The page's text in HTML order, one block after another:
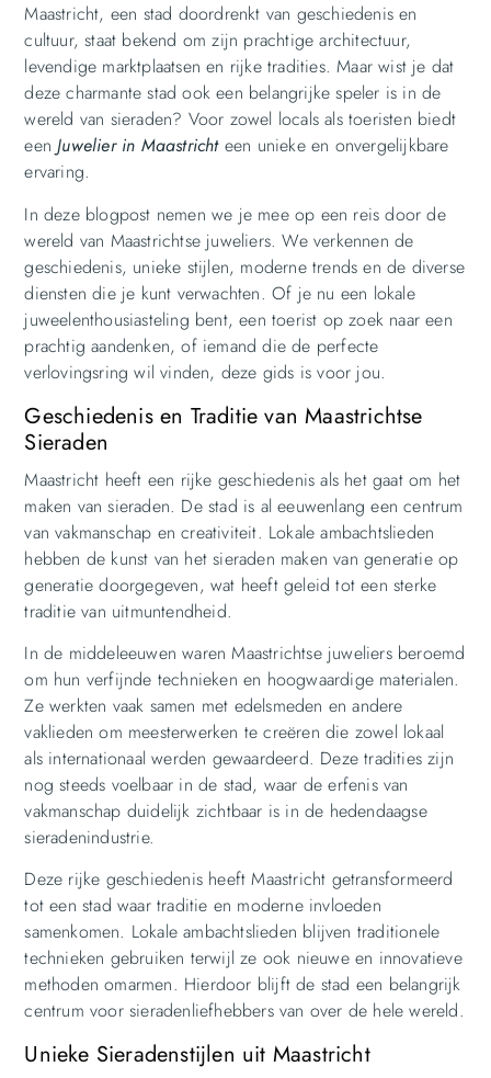
Maastricht, een stad doordrenkt van geschiedenis en
cultuur, staat bekend om zijn prachtige architectuur,
levendige marktplaatsen en rijke tradities. Maar wist je dat
deze charmante stad ook een belangrijke speler is in de
wereld van sieraden? Voor zowel locals als toeristen biedt
eenJuwelier in Maastrichteen unieke en onvergelijkbare
ervaring.
In deze blogpost nemen we je mee op een reis door de
wereld van Maastrichtse juweliers. We verkennen de
geschiedenis, unieke stijlen, moderne trends en de diverse
diensten die je kunt verwachten. Of je nu een lokale
juweelenthousiasteling bent, een toerist op zoek naar een
prachtig aandenken, of iemand die de perfecte
verlovingsring wil vinden, deze gids is voor jou.
Geschiedenis en Traditie van Maastrichtse
Sieraden
Maastricht heeft een rijke geschiedenis als het gaat om het
maken van sieraden. De stad is al eeuwenlang een centrum
van vakmanschap en creativiteit. Lokale ambachtslieden
hebben de kunst van het sieraden maken van generatie op
generatie doorgegeven, wat heeft geleid tot een sterke
traditie van uitmuntendheid.
In de middeleeuwen waren Maastrichtse juweliers beroemd
om hun verfijnde technieken en hoogwaardige materialen.
Ze werkten vaak samen met edelsmeden en andere
vaklieden om meesterwerken te creëren die zowel lokaal
als internationaal werden gewaardeerd. Deze tradities zijn
nog steeds voelbaar in de stad, waar de erfenis van
vakmanschap duidelijk zichtbaar is in de hedendaagse
sieradenindustrie.
Deze rijke geschiedenis heeft Maastricht getransformeerd
tot een stad waar traditie en moderne invloeden
samenkomen. Lokale ambachtslieden blijven traditionele
technieken gebruiken terwijl ze ook nieuwe en innovatieve
methoden omarmen. Hierdoor blijft de stad een belangrijk
centrum voor sieradenliefhebbers van over de hele wereld.
Unieke Sieradenstijlen uit Maastricht